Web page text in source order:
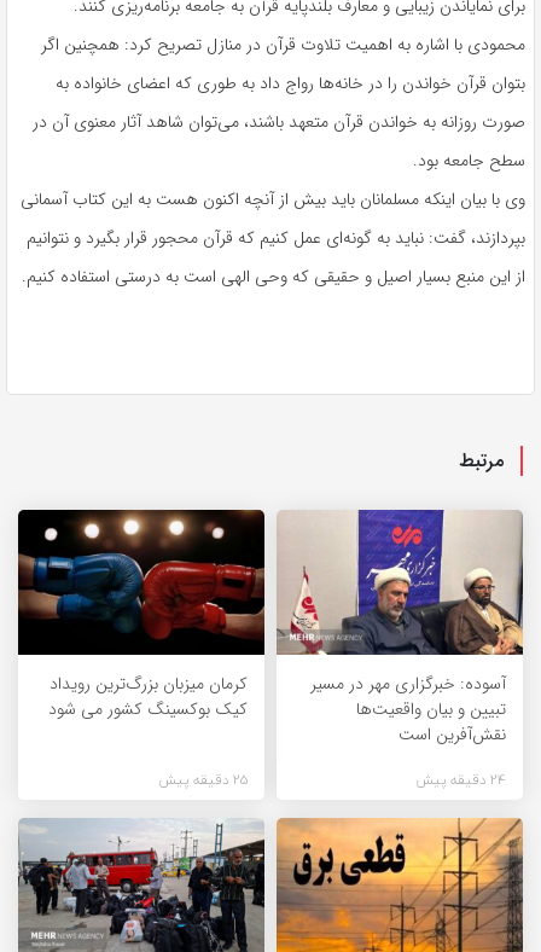
برای نمایاندن زیبایی و معارف بلندپایه قرآن به جامعه برنامه‌ریزی کنند.
محمودی با اشاره به اهمیت تلاوت قرآن در منازل تصریح کرد: همچنین اگر
بتوان قرآن خواندن را در خانه‌ها رواج داد به طوری که اعضای خانواده به
صورت روزانه به خواندن قرآن متعهد باشند، می‌توان شاهد آثار معنوی آن در
سطح جامعه بود.
وی با بیان اینکه مسلمانان باید بیش از آنچه اکنون هست به این کتاب آسمانی
بپردازند، گفت: نباید به گونه‌ای عمل کنیم که قرآن محجور قرار بگیرد و نتوانیم
از این منبع بسیار اصیل و حقیقی که وحی الهی است به درستی استفاده کنیم.
مرتبط
آسوده: خبرگزاری مهر در مسیر
تبیین و بیان واقعیت‌ها
نقش‌آفرین است
24 دقیقه پیش
کرمان میزبان بزرگ‌ترین رویداد
کیک‌ بوکسینگ کشور می شود
25 دقیقه پیش